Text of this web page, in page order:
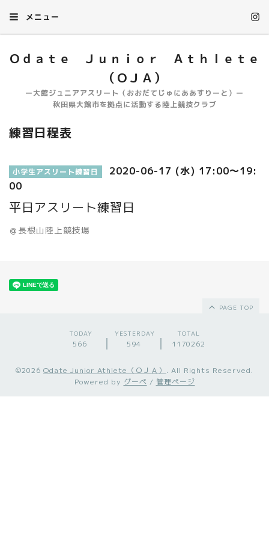
メニュー
Ｏｄａｔｅ Ｊｕｎｉｏｒ Ａｔｈｌｅｔｅ
（ＯＪＡ）
ー大館ジュニアアスリート（おおだてじゅにああすりーと）ー
秋田県大館市を拠点に活動する陸上競技クラブ
練習日程表
小学生アスリート練習日
2020-06-17 (水) 17:00～19:
00
平日アスリート練習日
＠長根山陸上競技場
PAGE TOP
TODAY
566
YESTERDAY
594
TOTAL
1170262
©2026 Odate Junior Athlete（ＯＪＡ） . All Rights Reserved.
Powered by グーペ / 管理ページ